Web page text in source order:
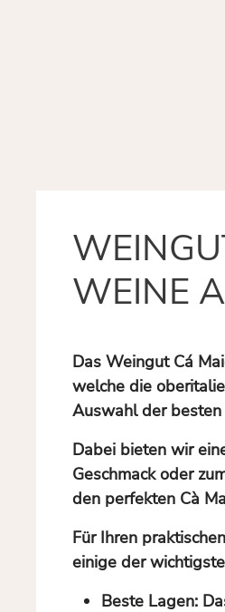
WEINE
Das Weingut Cá
welche die
Auswahl der
Dabei bieten wir
Geschmack oder
den perfekten Cà
Für Ihren
einige der
Beste Lagen: